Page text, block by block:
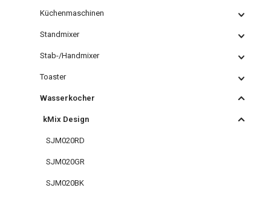
Küchenmaschinen
Standmixer
Stab-/Handmixer
Toaster
Wasserkocher
kMix Design
SJM020RD
SJM020GR
SJM020BK